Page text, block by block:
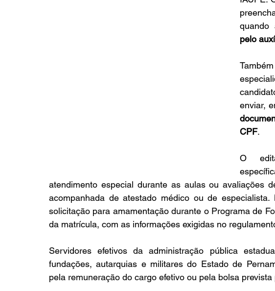
pelo
CPF.
O
atendimento especial durante as aulas ou avaliações
acompanhada de atestado médico ou de
solicitação para amamentação durante o Programa de
da matrícula, com as informações exigidas no
Servidores efetivos da administração pública
fundações, autarquias e militares do Estado de
pela remuneração do cargo efetivo ou pela bolsa prevista